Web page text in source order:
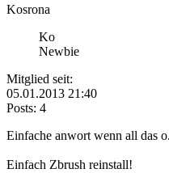
Kosrona
Ko
Newbie
Mitglied seit:
05.01.2013 21:40
Posts: 4
Einfache anwort wenn all das
Einfach Zbrush reinstall!